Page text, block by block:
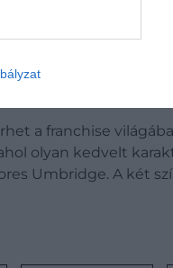
a franchise
olyan kedvelt
Umbridge. A két